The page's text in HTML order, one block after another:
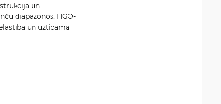
un
diapazonos. HGO-
un uzticama